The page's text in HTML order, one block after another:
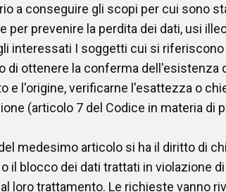
a conseguire gli scopi per cui sono
per prevenire la perdita dei dati, usi
interessati I soggetti cui si
di ottenere la conferma dell'esistenza
e l'origine, verificarne l'esattezza o
(articolo 7 del Codice in materia di
medesimo articolo si ha il diritto di
il blocco dei dati trattati in violazione
loro trattamento. Le richieste vanno